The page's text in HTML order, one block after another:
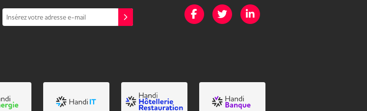
Insérez votre adresse e-mail
Page Facebook de Mission Handicap
Page Twitter de Mission Handicap